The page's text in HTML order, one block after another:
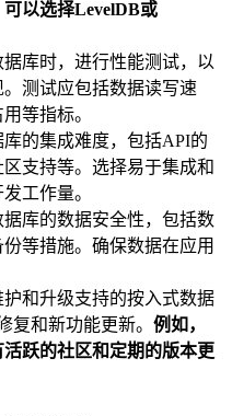
以选择LevelDB或
库时，进行性能测试，以
测试应包括数据读写速
等指标。
的集成难度，包括API的
支持等。选择易于集成和
工作量。
据库的数据安全性，包括数
等措施。确保数据在应用
护和升级支持的按入式数据
复和新功能更新。 例如，
跃的社区和定期的版本更